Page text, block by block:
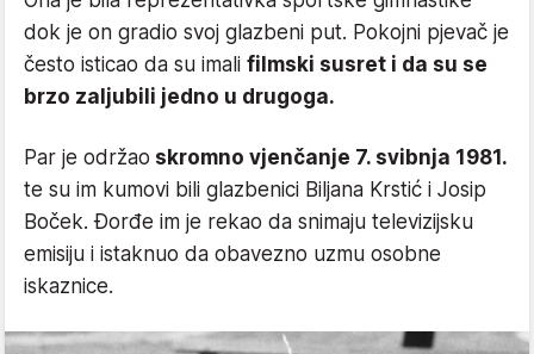
dok je on gradio svoj glazbeni put. Pokojni pjevač je
često isticao da su imali filmski susret i da su se
brzo zaljubili jedno u drugoga.
Par je održao skromno vjenčanje 7. svibnja 1981.
te su im kumovi bili glazbenici Biljana Krstić i Josip
Boček. Đorđe im je rekao da snimaju televizijsku
emisiju i istaknuo da obavezno uzmu osobne
iskaznice.